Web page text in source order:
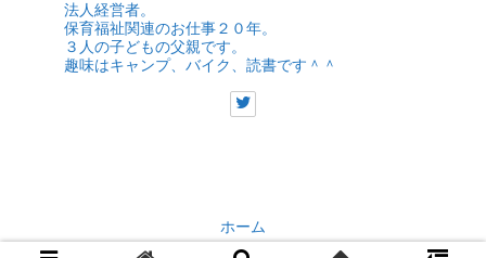
法人経営者。
保育福祉関連のお仕事２０年。
３人の子どもの父親です。
趣味はキャンプ、バイク、読書です＾＾
ホーム